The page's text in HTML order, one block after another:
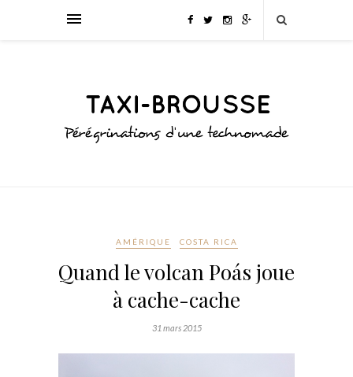
AMÉRIQUE COSTA RICA
Quand le volcan Poás joue
à cache-cache
31 mars 2015